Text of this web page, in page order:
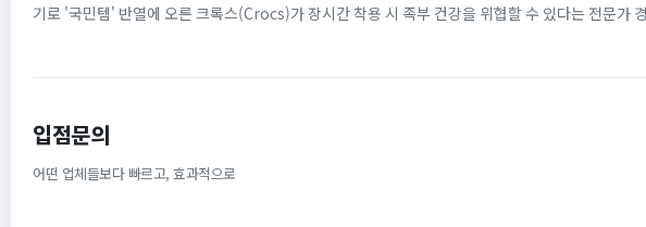
기로 '국민템' 반열에 오른 크록스(Crocs)가 장시간 착용 시 족부 건강을 위협할 수 있다는 전문가 경
입점문의
어떤 업체들보다 빠르고, 효과적으로